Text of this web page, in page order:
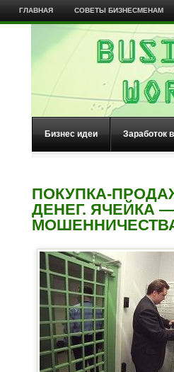
ГЛАВНАЯ СОВЕТЫ БИЗНЕСМЕНАМ
Бизнес идеи Заработок
ПОКУПКА-
ДЕНЕГ. ЯЧЕЙКА